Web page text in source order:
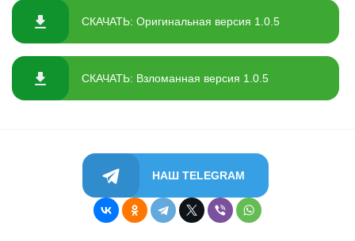
СКАЧАТЬ: Оригинальная версия 1.0.5
СКАЧАТЬ: Взломанная версия 1.0.5
НАШ TELEGRAM